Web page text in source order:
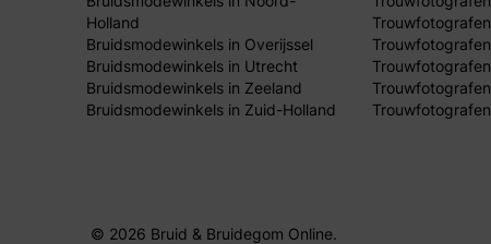
Holland
Bruidsmodewinkels in Overijssel
Bruidsmodewinkels in Utrecht
Bruidsmodewinkels in Zeeland
Bruidsmodewinkels in Zuid-Holland
© 2026 Bruid & Bruidegom Online.